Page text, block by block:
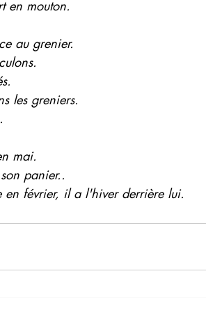
en mouton.
au grenier.
les greniers.
mai.
panier..
en février, il a l'hiver derrière lui.